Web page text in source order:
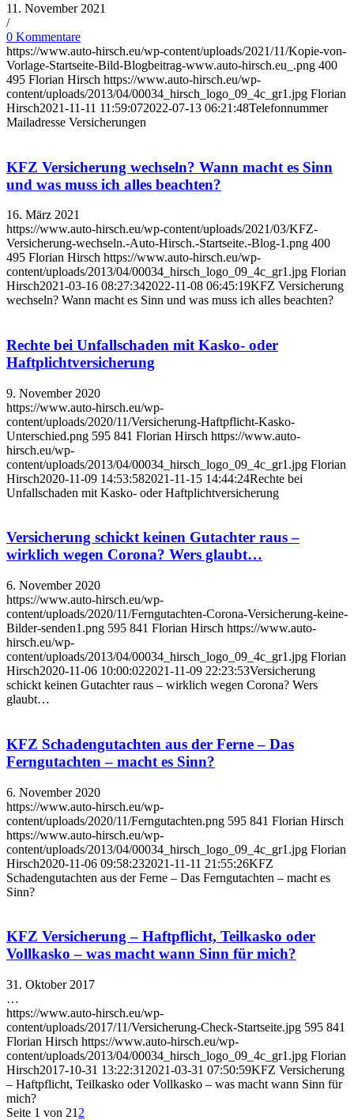
11. November 2021
/
0 Kommentare
https://www.auto-hirsch.eu/wp-content/uploads/2021/11/Kopie-von-
Vorlage-Startseite-Bild-Blogbeitrag-www.auto-hirsch.eu_.png 400
495 Florian Hirsch https://www.auto-hirsch.eu/wp-
content/uploads/2013/04/00034_hirsch_logo_09_4c_gr1.jpg Florian
Hirsch2021-11-11 11:59:072022-07-13 06:21:48Telefonnummer
Mailadresse Versicherungen
KFZ Versicherung wechseln? Wann macht es Sinn
und was muss ich alles beachten?
16. März 2021
https://www.auto-hirsch.eu/wp-content/uploads/2021/03/KFZ-
Versicherung-wechseln.-Auto-Hirsch.-Startseite.-Blog-1.png 400
495 Florian Hirsch https://www.auto-hirsch.eu/wp-
content/uploads/2013/04/00034_hirsch_logo_09_4c_gr1.jpg Florian
Hirsch2021-03-16 08:27:342022-11-08 06:45:19KFZ Versicherung
wechseln? Wann macht es Sinn und was muss ich alles beachten?
Rechte bei Unfallschaden mit Kasko- oder
Haftplichtversicherung
9. November 2020
https://www.auto-hirsch.eu/wp-
content/uploads/2020/11/Versicherung-Haftpflicht-Kasko-
Unterschied.png 595 841 Florian Hirsch https://www.auto-
hirsch.eu/wp-
content/uploads/2013/04/00034_hirsch_logo_09_4c_gr1.jpg Florian
Hirsch2020-11-09 14:53:582021-11-15 14:44:24Rechte bei
Unfallschaden mit Kasko- oder Haftplichtversicherung
Versicherung schickt keinen Gutachter raus –
wirklich wegen Corona? Wers glaubt…
6. November 2020
https://www.auto-hirsch.eu/wp-
content/uploads/2020/11/Ferngutachten-Corona-Versicherung-keine-
Bilder-senden1.png 595 841 Florian Hirsch https://www.auto-
hirsch.eu/wp-
content/uploads/2013/04/00034_hirsch_logo_09_4c_gr1.jpg Florian
Hirsch2020-11-06 10:00:022021-11-09 22:23:53Versicherung
schickt keinen Gutachter raus – wirklich wegen Corona? Wers
glaubt…
KFZ Schadengutachten aus der Ferne – Das
Ferngutachten – macht es Sinn?
6. November 2020
https://www.auto-hirsch.eu/wp-
content/uploads/2020/11/Ferngutachten.png 595 841 Florian Hirsch
https://www.auto-hirsch.eu/wp-
content/uploads/2013/04/00034_hirsch_logo_09_4c_gr1.jpg Florian
Hirsch2020-11-06 09:58:232021-11-11 21:55:26KFZ
Schadengutachten aus der Ferne – Das Ferngutachten – macht es
Sinn?
KFZ Versicherung – Haftpflicht, Teilkasko oder
Vollkasko – was macht wann Sinn für mich?
31. Oktober 2017
…
https://www.auto-hirsch.eu/wp-
content/uploads/2017/11/Versicherung-Check-Startseite.jpg 595 841
Florian Hirsch https://www.auto-hirsch.eu/wp-
content/uploads/2013/04/00034_hirsch_logo_09_4c_gr1.jpg Florian
Hirsch2017-10-31 13:22:31 2021-03-31 07:50:59KFZ Versicherung
– Haftpflicht, Teilkasko oder Vollkasko – was macht wann Sinn für
mich?
Seite 1 von 21 2